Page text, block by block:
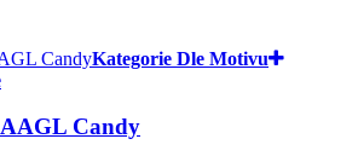
Kategorie Dle Motivu
Candy